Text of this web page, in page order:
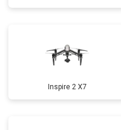
Inspire 2 X7